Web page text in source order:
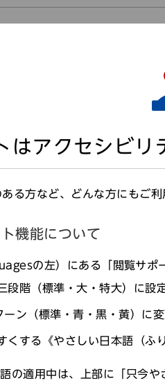
れた磁器・東山焼（とうざ
かけての播磨の陶磁器を紹
磁器）や青磁の煎茶器・文
海外販売を目指した永世舎
はアクセシビリ
る方など、どんな方にもご
機能について
の左）にある「閲覧サポ
段階（標準・大・特大）に設
ン（標準・青・黒・黄）に
くする《やさしい日本語（ふ
の適用中は、上部に「只今